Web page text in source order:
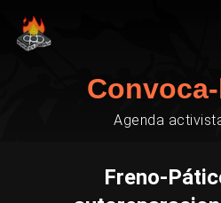
Agenda
Freno-